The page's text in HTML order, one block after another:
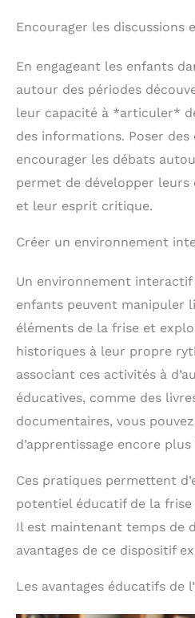
Encourager les discussions
En engageant les enfants
autour des périodes
leur capacité à *articuler*
des informations. Poser
encourager les débats
permet de développer
et leur esprit critique.
Créer un environnement
Un environnement
enfants peuvent manipuler
éléments de la frise et
historiques à leur propre
associant ces activités à
éducatives, comme des
documentaires, vous
d’apprentissage encore
Ces pratiques permettent
potentiel éducatif de la
Il est maintenant temps de
avantages de ce dispositif
Les avantages éducatifs de